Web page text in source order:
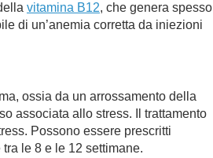
vitamina B12, che genera spesso
di un’anemia corretta da iniezioni
ossia da un arrossamento della
associata allo stress. Il trattamento
Possono essere prescritti
le 8 e le 12 settimane.